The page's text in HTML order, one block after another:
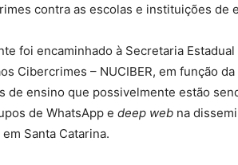
contra as escolas e instituições de
foi encaminhado à Secretaria
Cibercrimes – NUCIBER, em função
de ensino que possivelmente estão
de WhatsApp e deep web na
Santa Catarina.